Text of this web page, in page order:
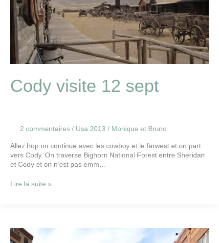
Cody visite 12 sept
2 commentaires / Usa 2013 / Monique et Bruno
Allez hop on continue avec les cowboy et le farwest et on part
vers Cody. On traverse Bighorn National Forest entre Sheridan
et Cody et on n’est pas emm…
Lire la suite »
Buffalo
dans